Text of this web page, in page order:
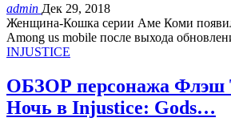
admin Дек 29, 2018
Женщина-Кошка серии Аме Коми
Among us mobile после выхода
INJUSTICE
ОБЗОР персонажа Флэш
Ночь в Injustice: Gods…